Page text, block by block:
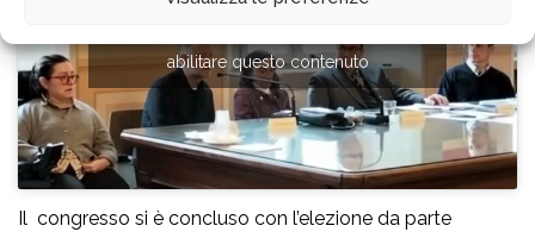
abilitare questo contenuto
Il congresso si è concluso con l’elezione da parte